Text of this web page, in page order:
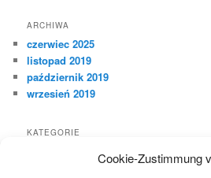
Cookie-Zustimmung
ARCHIWA
czerwiec 2025
listopad 2019
październik 2019
wrzesień 2019
KATEGORIE
deutschsprachige Beiträge
polskojęzyczne wpisy